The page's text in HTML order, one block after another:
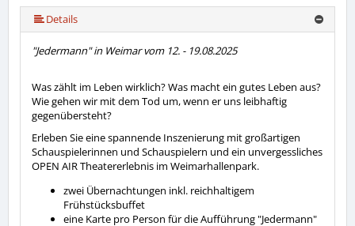
Details
"Jedermann" in Weimar vom 12. - 19.08.2025
Was zählt im Leben wirklich? Was macht ein gutes Leben aus?
Wie gehen wir mit dem Tod um, wenn er uns leibhaftig
gegenübersteht?
Erleben Sie eine spannende Inszenierung mit großartigen
Schauspielerinnen und Schauspielern und ein unvergessliches
OPEN AIR Theatererlebnis im Weimarhallenpark.
zwei Übernachtungen inkl. reichhaltigem
Frühstücksbuffet
eine Karte pro Person für die Aufführung "Jedermann"